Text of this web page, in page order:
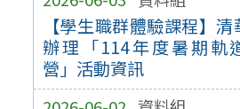
【學生職群體驗課程】清
辦理「114年度暑期軌
營」活動資訊